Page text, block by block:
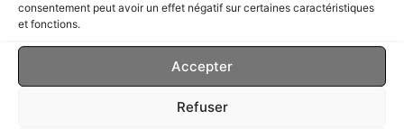
consentement peut avoir un effet négatif sur certaines caractéristiques
et fonctions.
Accepter
Refuser